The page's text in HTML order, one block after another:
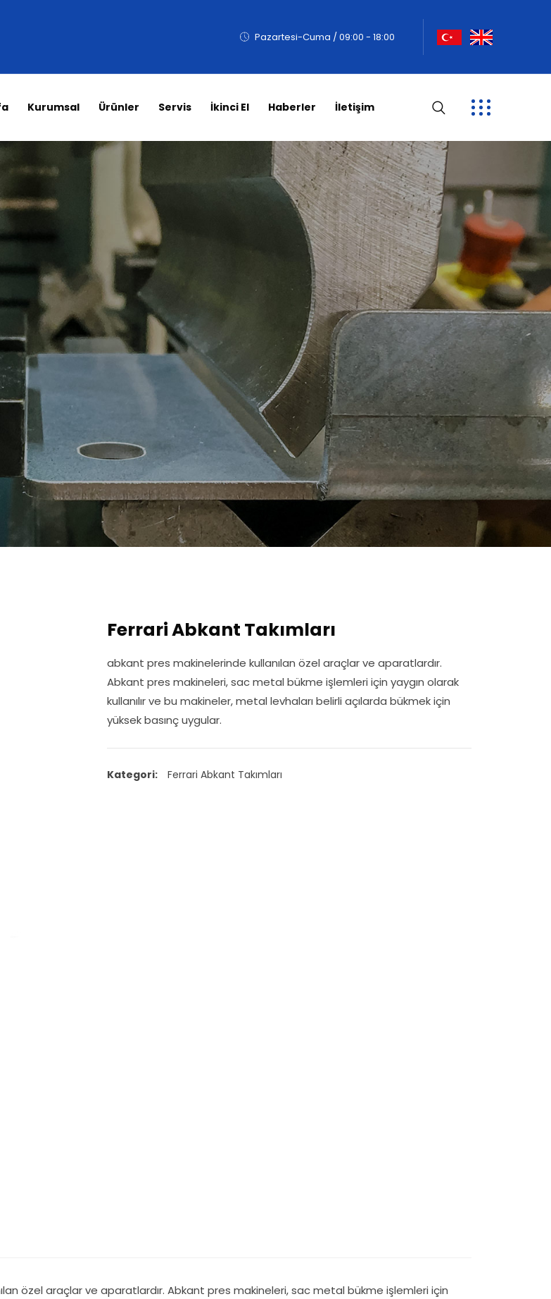
Pazartesi-Cuma / 09:00 - 18:00
Kurumsal Ürünler Servis İkinci El Haberler İletişim
Ferrari Abkant Takımları
abkant pres makinelerinde kullanılan özel araçlar ve aparatlardır.
Abkant pres makineleri, sac metal bükme işlemleri için yaygın olarak
kullanılır ve bu makineler, metal levhaları belirli açılarda bükmek için
yüksek basınç uygular.
Kategori: Ferrari Abkant Takımları
özel araçlar ve aparatlardır. Abkant pres makineleri, sac metal bükme işlemleri için